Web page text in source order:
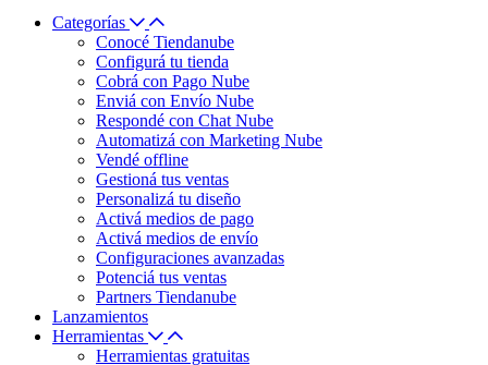
Categorías
Conocé Tiendanube
Configurá tu tienda
Cobrá con Pago Nube
Enviá con Envío Nube
Respondé con Chat Nube
Automatizá con Marketing Nube
Vendé offline
Gestioná tus ventas
Personalizá tu diseño
Activá medios de pago
Activá medios de envío
Configuraciones avanzadas
Potenciá tus ventas
Partners Tiendanube
Lanzamientos
Herramientas
Herramientas gratuitas